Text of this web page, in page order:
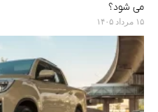
می شود؟
۱۵ مرداد ۱۴۰۵